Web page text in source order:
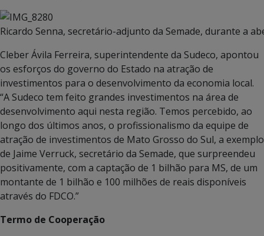
Ricardo Senna, secretário-adjunto da Semade, durante a
Cleber Ávila Ferreira, superintendente da Sudeco, apontou
os esforços do governo do Estado na atração de
investimentos para o desenvolvimento da economia local.
“A Sudeco tem feito grandes investimentos na área de
desenvolvimento aqui nesta região. Temos percebido, ao
longo dos últimos anos, o profissionalismo da equipe de
atração de investimentos de Mato Grosso do Sul, a exemplo
de Jaime Verruck, secretário da Semade, que surpreendeu
positivamente, com a captação de 1 bilhão para MS, de um
montante de 1 bilhão e 100 milhões de reais disponíveis
através do FDCO.”
Termo de Cooperação